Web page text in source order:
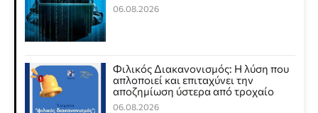
06.08.2026
Φιλικός Διακανονισμός: Η λύση που
απλοποιεί και επιταχύνει την
αποζημίωση ύστερα από τροχαίο
06.08.2026